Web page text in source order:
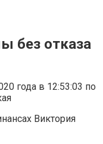
без отказа
года в 12:53:03 по